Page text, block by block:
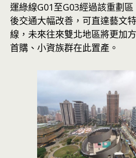
運綠線G01至G03經過該重劃
後交通大幅改善，可直達藝文
線，未來往來雙北地區將更加
首購、小資族群在此置產。